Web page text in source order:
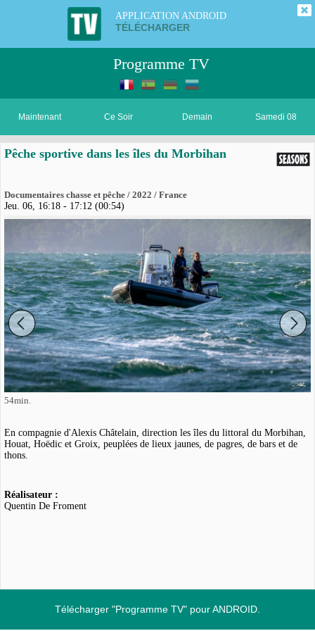
APPLICATION ANDROID
TÉLÉCHARGER
Programme TV
Maintenant Ce Soir Demain Samedi 08
Pêche sportive dans les îles du Morbihan
Documentaires chasse et pêche / 2022 / France
Jeu. 06, 16:18 - 17:12 (00:54)
54min.
En compagnie d'Alexis Châtelain, direction les îles du littoral du Morbihan,
Houat, Hoëdic et Groix, peuplées de lieux jaunes, de pagres, de bars et de
thons.
Réalisateur :
Quentin De Froment
Télécharger "Programme TV" pour ANDROID.